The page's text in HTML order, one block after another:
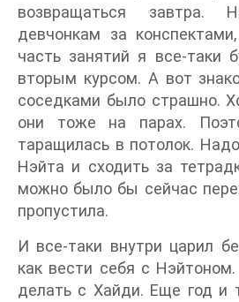
возвращаться завтра.
девчонкам за
часть занятий я все-таки
вторым курсом. А вот
соседками было страшно.
они тоже на парах.
таращилась в потолок.
Нэйта и сходить за
можно было бы сейчас
пропустила.
И все-таки внутри царил
как вести себя с
делать с Хайди. Еще год и